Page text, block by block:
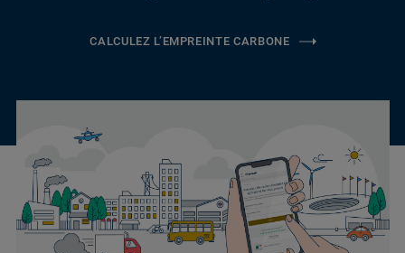
CALCULEZ L’EMPREINTE CARBONE